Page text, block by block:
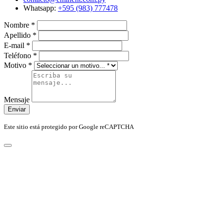
Whatsapp: +595 (983) 777478
Nombre *
Apellido *
E-mail *
Teléfono *
Motivo *
Mensaje
Enviar
Este sitio está protegido por Google reCAPTCHA